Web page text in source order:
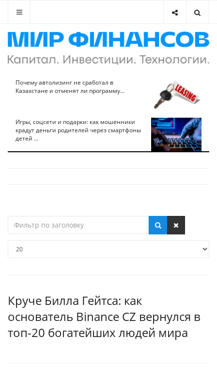
Почему автолизинг не сработал в
Казахстане и отменят ли программу...
Игры, соцсети и подарки: как мошенники
крадут деньги родителей через смартфоны
детей ...
по
Круче Билла Гейтса: как
основатель Binance CZ вернулся в
топ-20 богатейших людей мира